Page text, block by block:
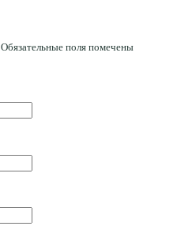
Обязательные поля помечены